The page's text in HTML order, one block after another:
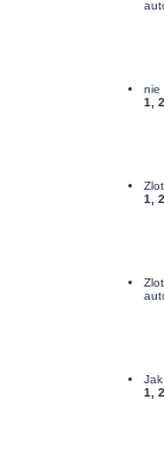
nie
1
2
1
2
Jak
1
2